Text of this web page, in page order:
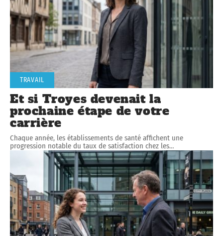
TRAVAIL
Et si Troyes devenait la
prochaine étape de votre
carrière
Chaque année, les établissements de santé affichent une
progression notable du taux de satisfaction chez les…